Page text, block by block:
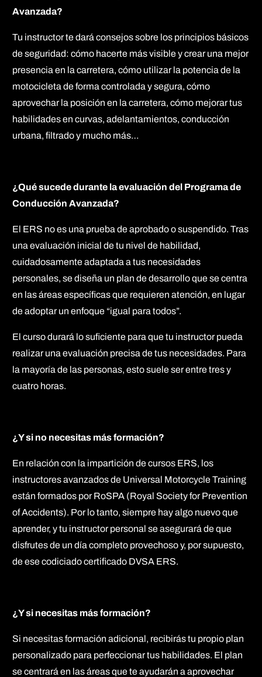
Avanzada?
Tu instructor te dará consejos sobre los principios básicos
de seguridad: cómo hacerte más visible y crear una mejor
presencia en la carretera, cómo utilizar la potencia de la
motocicleta de forma controlada y segura, cómo
aprovechar la posición en la carretera, cómo mejorar tus
habilidades en curvas, adelantamientos, conducción
urbana, filtrado y mucho más…
¿Qué sucede durante la evaluación del Programa de
Conducción Avanzada?
El ERS no es una prueba de aprobado o suspendido. Tras
una evaluación inicial de tu nivel de habilidad,
cuidadosamente adaptada a tus necesidades
personales, se diseña un plan de desarrollo que se centra
en las áreas específicas que requieren atención, en lugar
de adoptar un enfoque “igual para todos”.
El curso durará lo suficiente para que tu instructor pueda
realizar una evaluación precisa de tus necesidades. Para
la mayoría de las personas, esto suele ser entre tres y
cuatro horas.
¿Y si no necesitas más formación?
En relación con la impartición de cursos ERS, los
instructores avanzados de Universal Motorcycle Training
están formados por RoSPA (Royal Society for Prevention
of Accidents). Por lo tanto, siempre hay algo nuevo que
aprender, y tu instructor personal se asegurará de que
disfrutes de un día completo provechoso y, por supuesto,
de ese codiciado certificado DVSA ERS.
¿Y si necesitas más formación?
Si necesitas formación adicional, recibirás tu propio plan
personalizado para perfeccionar tus habilidades. El plan
se centrará en las áreas que te ayudarán a aprovechar